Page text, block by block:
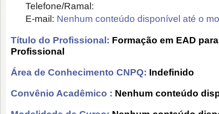
Telefone/Ramal:
E-mail: Nenhum conteúdo disponível até o
Título do Profissional: Formação em EAD
Profissional
Área de Conhecimento CNPQ: Indefinido
Convênio Acadêmico : Nenhum conteúdo